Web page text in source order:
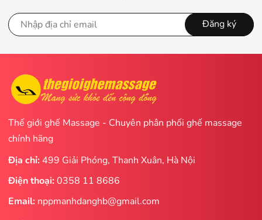
Đăng ký
Thế giới ghế Massage - Chuyên phân phối ghế massage
chính hãng
Địa chỉ: 499 Giải Phóng, Thanh Xuân, Hà Nội
Điện thoại:0358 11 8686
Email: nppmanhdanghb@gmail.com